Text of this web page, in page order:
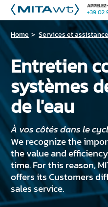
PROJETS
ARTICLES TECHNIQUES
+39 02
PRODUITS
APPLICATIONS et SOLUTIONS
SERVICES et ASSISTANCE
QUI SOMMES-NOUS
CONTACTEZ-NOUS
APPELEZ-NOUS: +39 02 9475 4754
Home Services et
Entretien
systèmes
de l'eau
À vos côtés dans le
We recognize the
the value and
time. For this reason,
offers its Customers
sales service.